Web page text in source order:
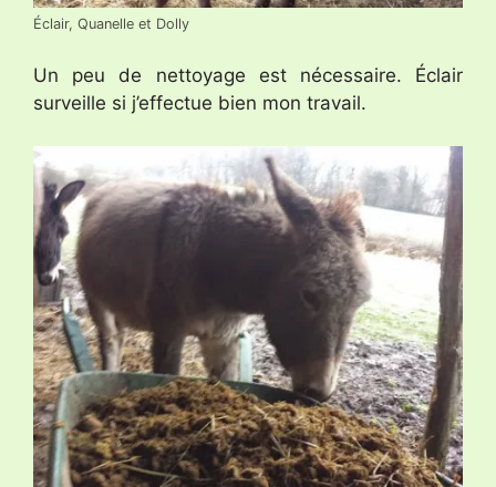
Éclair, Quanelle et Dolly
Un peu de nettoyage est nécessaire. Éclair
surveille si j’effectue bien mon travail.